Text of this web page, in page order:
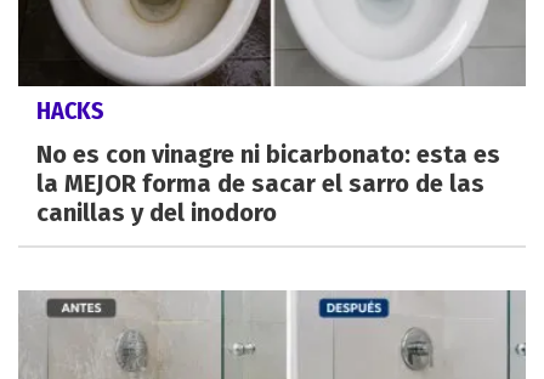
HACKS
No es con vinagre ni bicarbonato: esta es
la MEJOR forma de sacar el sarro de las
canillas y del inodoro